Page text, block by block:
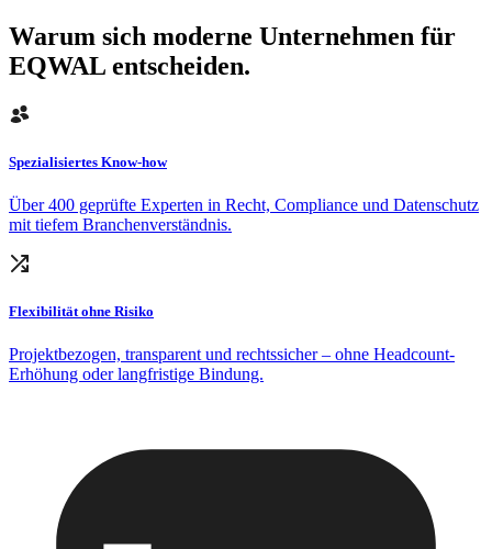
Warum sich moderne Unternehmen für
EQWAL entscheiden.
Spezialisiertes Know-how
Über 400 geprüfte Experten in Recht, Compliance und Datenschutz
mit tiefem Branchenverständnis.
Flexibilität ohne Risiko
Projektbezogen, transparent und rechtssicher – ohne Headcount-
Erhöhung oder langfristige Bindung.